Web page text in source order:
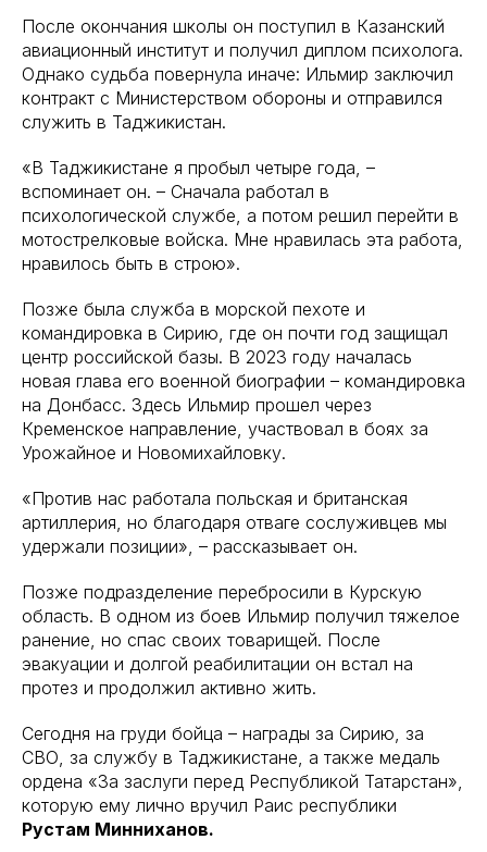
После окончания школы он поступил в Казанский
авиационный институт и получил диплом психолога.
Однако судьба повернула иначе: Ильмир заключил
контракт с Министерством обороны и отправился
служить в Таджикистан.
«В Таджикистане я пробыл четыре года, –
вспоминает он. – Сначала работал в
психологической службе, а потом решил перейти в
мотострелковые войска. Мне нравилась эта работа,
нравилось быть в строю».
Позже была служба в морской пехоте и
командировка в Сирию, где он почти год защищал
центр российской базы. В 2023 году началась
новая глава его военной биографии – командировка
на Донбасс. Здесь Ильмир прошел через
Кременское направление, участвовал в боях за
Урожайное и Новомихайловку.
«Против нас работала польская и британская
артиллерия, но благодаря отваге сослуживцев мы
удержали позиции», – рассказывает он.
Позже подразделение перебросили в Курскую
область. В одном из боев Ильмир получил тяжелое
ранение, но спас своих товарищей. После
эвакуации и долгой реабилитации он встал на
протез и продолжил активно жить.
Сегодня на груди бойца – награды за Сирию, за
СВО, за службу в Таджикистане, а также медаль
ордена «За заслуги перед Республикой Татарстан»,
которую ему лично вручил Раис республики
Рустам Минниханов.